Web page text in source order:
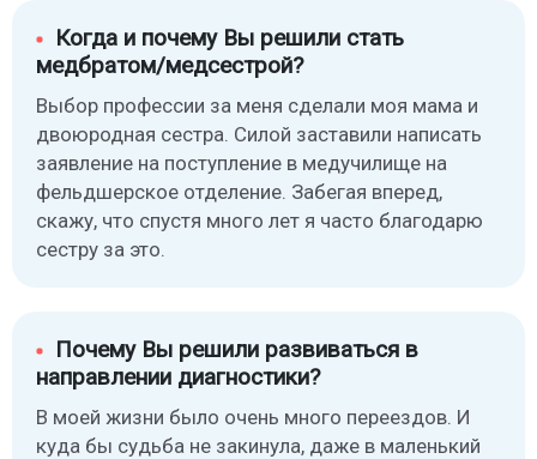
Когда и почему Вы решили стать
медбратом/медсестрой?
Выбор профессии за меня сделали моя мама и
двоюродная сестра. Силой заставили написать
заявление на поступление в медучилище на
фельдшерское отделение. Забегая вперед,
скажу, что спустя много лет я часто благодарю
сестру за это.
Почему Вы решили развиваться в
направлении диагностики?
В моей жизни было очень много переездов. И
куда бы судьба не закинула, даже в маленький